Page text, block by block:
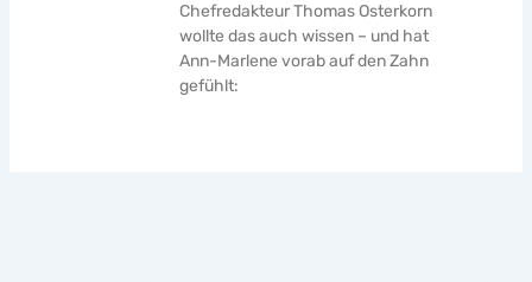
Chefredakteur Thomas Osterkorn
wollte das auch wissen – und hat
Ann-Marlene vorab auf den Zahn
gefühlt: